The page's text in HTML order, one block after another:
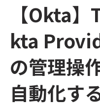
【Okta
kta
の管理操
自動化す